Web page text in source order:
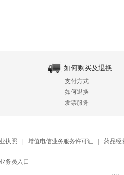
如何购买及退换
支付方式
如何退换
发票服务
执照 增值电信业务服务许可证 药品经
业务员入口